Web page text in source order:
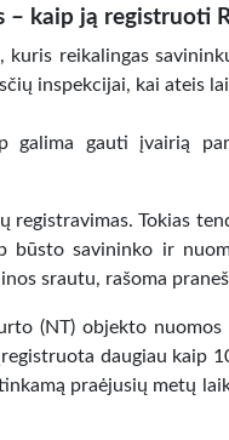
– kaip ją registruoti
reikalingas
inspekcijai, kai ateis
gauti įvairią
registravimas. Tokias
savininko ir
srautu, rašoma
(NT) objekto
daugiau kaip
praėjusių metų